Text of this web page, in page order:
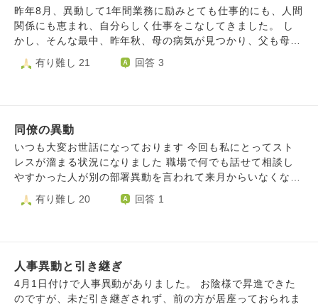
昨年8月、異動して1年間業務に励みとても仕事的にも、人間
関係にも恵まれ、自分らしく仕事をこなしてきました。 し
かし、そんな最中、昨年秋、母の病気が見つかり、父も母の
面倒を見ながら仕事をしている状態でした。1人息子の自分
は、遠方にいて、月1回くらいしか会いに行くことができ
れたこともあり、実家に帰りやすい事業所に行くべきだと感
じ、半年もただずして異動願を出しました。 そして、また8
月から異動となるのですが、良い人ばかりの環境で仕事しや
すい環境、場所、土地、都会に近い利便性を手放し、実家に
雪は降るし、周りには何もないし、田舎でしかも、嫌な同期
たくさんの人から誘われるストレスと辛さに悩んでいます。
異動準備をしていますが自分の決断が間違っていたのではな
いか。 希望を出さなければ、親には寂しい思いをさせては
有り難し 21 回答 3
同僚の異動
いつも大変お世話になっております 今回も私にとってスト
レスが溜まる状況になりました 職場で何でも話せて相談し
やすかった人が別の部署異動を言われて来月からいなくなり
ます。私の身体の事を一番に理解して助けてくれた人でした
朝の早い時間の当番の時は少し他のスタッフに比べて時間が
たと思いまいますが管理者からの命令で言っても無駄と思っ
たのだと思います。ただ私の中で心の内を話せる唯一無二の
存在でした。今後は溜まっているストレスのはけ口がなくな
有り難し 20 回答 1
人事異動と引き継ぎ
4月1日付けで人事異動がありました。 お陰様で昇進できた
のですが、未だ引き継ぎされず、前の方が居座っておられま